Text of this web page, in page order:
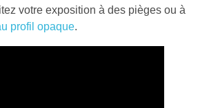
votre exposition à des pièges ou à
profil opaque.